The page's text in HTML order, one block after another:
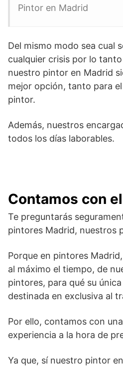
Pintor en Madrid
Del mismo modo sea cual
cualquier crisis por lo
nuestro pintor en Madrid
mejor opción, tanto para
pintor.
Además, nuestros
todos los días laborables.
Contamos con
Te preguntarás
pintores Madrid, nuestros
Porque en pintores
al máximo el tiempo, de
pintores, para qué su
destinada en exclusiva al
Por ello, contamos con
experiencia a la hora de
Ya que, sí nuestro pintor